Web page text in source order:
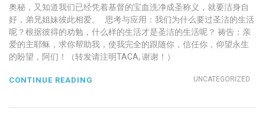
奥秘，又知道我们已经凭着基督的宝血洗净成圣称义，就要洁身自
好，弟兄姐妹彼此相爱。 思考与应用：我们为什么要过圣洁的生活
呢？根据彼得的劝勉，什么样的生活才是圣洁的生活呢？ 祷告：亲
爱的主耶稣，求你帮助我，使我完全的跟随你，信任你，仰望永生
的盼望，阿们！（转发请注明TACA, 谢谢！）
UNCATEGORIZED
CONTINUE READING